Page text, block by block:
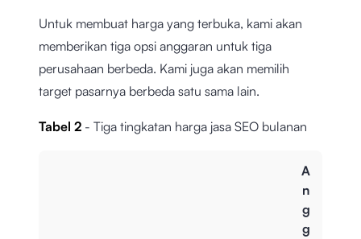
Untuk membuat harga yang terbuka, kami akan
memberikan tiga opsi anggaran untuk tiga
perusahaan berbeda. Kami juga akan memilih
target pasarnya berbeda satu sama lain.
Tabel 2 - Tiga tingkatan harga jasa SEO bulanan
A
n
g
g